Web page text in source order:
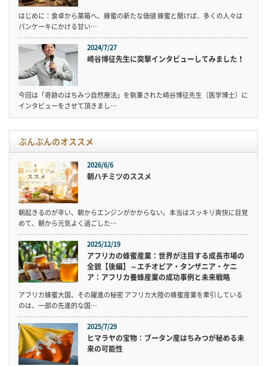
はじめに：食卓から薬箱へ、蜂蜜の新たな価値 蜂蜜と聞けば、多くの人々は
パンケーキにかける甘い…
2024/7/27
崎谷博征先生に突撃インタビューしてみました！
今回は「奇跡のはちみつ自然療法」を執筆された崎谷博征先生（医学博士）に
インタビューをさせて頂きまし…
ぶんぶんのオススメ
2026/6/6
朝ハチミツのススメ
朝起きるのが辛い、朝からエンジンがかからない。本当はスッキリ爽快に目覚
めて、朝から元気よく過ごした…
2025/12/19
アフリカの蜂蜜産業：世界が注目する成長市場の
全貌【後編】～エチオピア・タンザニア・ケニ
ア：アフリカ養蜂産業の成功事例と未来戦略
アフリカ蜂蜜大国、その躍進の秘密 アフリカ大陸の蜂蜜産業を牽引している
のは、一部の先進的な国…
2025/7/29
ヒマラヤの宝物：ブータン産はちみつが秘める未
来の可能性